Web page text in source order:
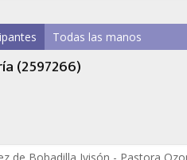
Todas las manos
(2597266)